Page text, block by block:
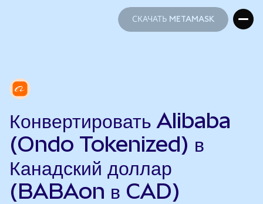
СКАЧАТЬ METAMASK
Конвертировать Alibaba
(Ondo Tokenized) в
Канадский доллар
(BABAon в CAD)